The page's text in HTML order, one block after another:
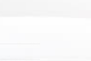
) 數量